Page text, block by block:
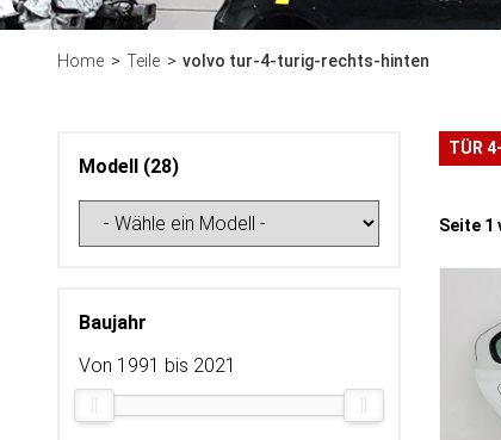
Home Teile volvo tur-4-turig-rechts-hinten
Modell (28)
Baujahr
Von 1991 bis 2021
TÜR
Seite